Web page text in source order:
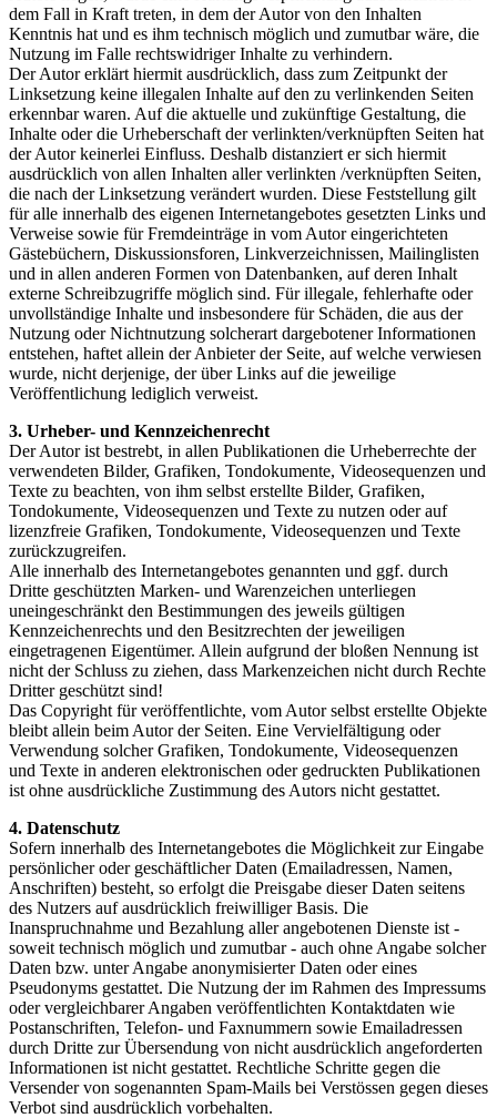
dem Fall in Kraft treten, in dem der Autor von den Inhalten
Kenntnis hat und es ihm technisch möglich und zumutbar wäre, die
Nutzung im Falle rechtswidriger Inhalte zu verhindern.
Der Autor erklärt hiermit ausdrücklich, dass zum Zeitpunkt der
Linksetzung keine illegalen Inhalte auf den zu verlinkenden Seiten
erkennbar waren. Auf die aktuelle und zukünftige Gestaltung, die
Inhalte oder die Urheberschaft der verlinkten/verknüpften Seiten hat
der Autor keinerlei Einfluss. Deshalb distanziert er sich hiermit
ausdrücklich von allen Inhalten aller verlinkten /verknüpften Seiten,
die nach der Linksetzung verändert wurden. Diese Feststellung gilt
für alle innerhalb des eigenen Internetangebotes gesetzten Links und
Verweise sowie für Fremdeinträge in vom Autor eingerichteten
Gästebüchern, Diskussionsforen, Linkverzeichnissen, Mailinglisten
und in allen anderen Formen von Datenbanken, auf deren Inhalt
externe Schreibzugriffe möglich sind. Für illegale, fehlerhafte oder
unvollständige Inhalte und insbesondere für Schäden, die aus der
Nutzung oder Nichtnutzung solcherart dargebotener Informationen
entstehen, haftet allein der Anbieter der Seite, auf welche verwiesen
wurde, nicht derjenige, der über Links auf die jeweilige
Veröffentlichung lediglich verweist.
3. Urheber- und Kennzeichenrecht
Der Autor ist bestrebt, in allen Publikationen die Urheberrechte der
verwendeten Bilder, Grafiken, Tondokumente, Videosequenzen und
Texte zu beachten, von ihm selbst erstellte Bilder, Grafiken,
Tondokumente, Videosequenzen und Texte zu nutzen oder auf
lizenzfreie Grafiken, Tondokumente, Videosequenzen und Texte
zurückzugreifen.
Alle innerhalb des Internetangebotes genannten und ggf. durch
Dritte geschützten Marken- und Warenzeichen unterliegen
uneingeschränkt den Bestimmungen des jeweils gültigen
Kennzeichenrechts und den Besitzrechten der jeweiligen
eingetragenen Eigentümer. Allein aufgrund der bloßen Nennung ist
nicht der Schluss zu ziehen, dass Markenzeichen nicht durch Rechte
Dritter geschützt sind!
Das Copyright für veröffentlichte, vom Autor selbst erstellte Objekte
bleibt allein beim Autor der Seiten. Eine Vervielfältigung oder
Verwendung solcher Grafiken, Tondokumente, Videosequenzen
und Texte in anderen elektronischen oder gedruckten Publikationen
ist ohne ausdrückliche Zustimmung des Autors nicht gestattet.
4. Datenschutz
Sofern innerhalb des Internetangebotes die Möglichkeit zur Eingabe
persönlicher oder geschäftlicher Daten (Emailadressen, Namen,
Anschriften) besteht, so erfolgt die Preisgabe dieser Daten seitens
des Nutzers auf ausdrücklich freiwilliger Basis. Die
Inanspruchnahme und Bezahlung aller angebotenen Dienste ist -
soweit technisch möglich und zumutbar - auch ohne Angabe solcher
Daten bzw. unter Angabe anonymisierter Daten oder eines
Pseudonyms gestattet. Die Nutzung der im Rahmen des Impressums
oder vergleichbarer Angaben veröffentlichten Kontaktdaten wie
Postanschriften, Telefon- und Faxnummern sowie Emailadressen
durch Dritte zur Übersendung von nicht ausdrücklich angeforderten
Informationen ist nicht gestattet. Rechtliche Schritte gegen die
Versender von sogenannten Spam-Mails bei Verstössen gegen dieses
Verbot sind ausdrücklich vorbehalten.